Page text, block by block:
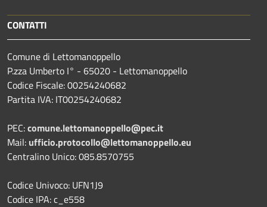
CONTATTI
Comune di Lettomanoppello
P.zza Umberto I° - 65020 - Lettomanoppello
Codice Fiscale: 00254240682
Partita IVA: IT00254240682
PEC:comune.lettomanoppello@pec.it
Mail: ufficio.protocollo@lettomanoppello.eu
Centralino Unico: 085.8570755
Codice Univoco: UFN1J9
Codice IPA: c_e558